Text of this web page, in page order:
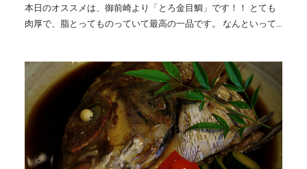
本日のオススメは、御前崎より「とろ金目鯛」です！！ とても
肉厚で、脂とってものっていて最高の一品です。 なんといって...